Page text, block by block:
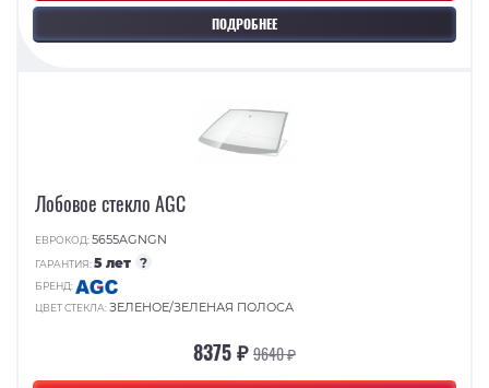
ПОДРОБНЕЕ
Лобовое стекло AGC
ЕВРОКОД:5655AGNGN
ГАРАНТИЯ:5 лет ?
БРЕНД:
ЦВЕТ СТЕКЛА:ЗЕЛЕНОЕ/ЗЕЛЕНАЯ ПОЛОСА
8375 ₽9640 ₽